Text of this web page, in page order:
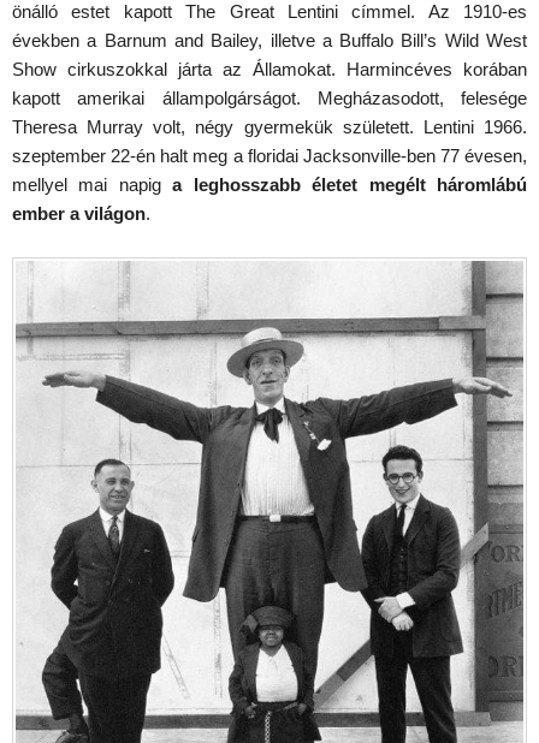
önálló estet kapott The Great Lentini címmel. Az 1910-es
években a Barnum and Bailey, illetve a Buffalo Bill’s Wild West
Show cirkuszokkal járta az Államokat. Harmincéves korában
kapott amerikai állampolgárságot. Megházasodott, felesége
Theresa Murray volt, négy gyermekük született. Lentini 1966.
szeptember 22-én halt meg a floridai Jacksonville-ben 77 évesen,
mellyel mai napiga leghosszabb életet megélt háromlábú
ember a világon.